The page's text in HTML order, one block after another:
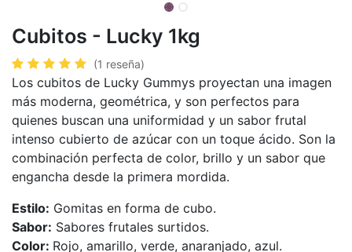
Cubitos - Lucky 1kg
(1 reseña)
Los cubitos de Lucky Gummys proyectan una imagen
más moderna, geométrica, y son perfectos para
quienes buscan una uniformidad y un sabor frutal
intenso cubierto de azúcar con un toque ácido. Son la
combinación perfecta de color, brillo y un sabor que
engancha desde la primera mordida.
Estilo: Gomitas en forma de cubo.
Sabor: Sabores frutales surtidos.
Color: Rojo, amarillo, verde, anaranjado, azul.